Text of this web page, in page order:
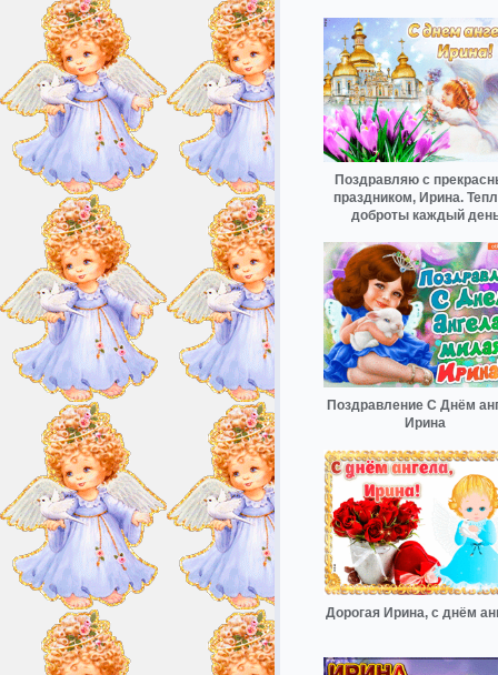
Поздравляю с
праздником, Ирина.
доброты каждый
Поздравление С Днём
Ирина
Дорогая Ирина, с днём